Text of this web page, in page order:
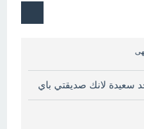
سعيدة لانك صديقتي باي